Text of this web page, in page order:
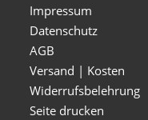
Impressum
Datenschutz
AGB
Versand | Kosten
Widerrufsbelehrung
Seite drucken